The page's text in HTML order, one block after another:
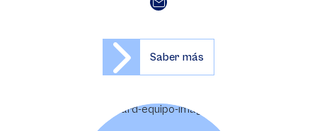
Saber más